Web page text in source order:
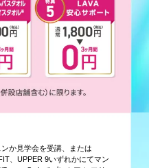
か見学会を受講、または
、UPPER 9いずれかにてマン